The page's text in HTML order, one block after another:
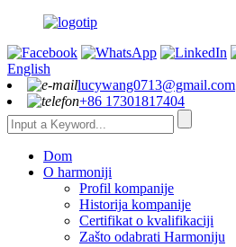
English
lucywang0713@gmail.com
+86 17301817404
Dom
O harmoniji
Profil kompanije
Historija kompanije
Certifikat o kvalifikaciji
Zašto odabrati Harmoniju